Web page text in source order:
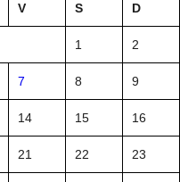
V S D
1 2
7 8 9
14 15 16
21 22 23